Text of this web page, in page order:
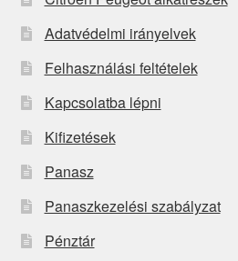
Adatvédelmi irányelvek
Felhasználási feltételek
Kapcsolatba lépni
Kifizetések
Panasz
Panaszkezelési szabályzat
Pénztár